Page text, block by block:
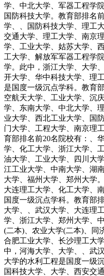
学、中北大学、军器工程学
国防科技大学。教育部排名
学、、国防科技大学、理工
交通大学、理工大学、南京
学、工业大学、姑苏大学、
工大学、解放军军器工程学
学。此中，浙江大学、大学
开大学、华中科技大学、理
是国度一级沉点学科。教育
空航天大学、工业大学、沉
学、东南大学、中北大学、
业大学、西北工业大学、国
门大学、工程大学、南京理
育部排名前20名院校有：、
学、化工大学、浙江大学、
油大学、工业大学、四川大
江工业大学、中南大学、湖
大学、福州大学、郑州大学
大连理工大学、化工大学、
国度一级沉点学科。教育部
大学、、武汉大学、大连理
学、浙江大学、郑州大学、
(二本)、农业大学(二本)、同
合肥工业大学、长沙理工大
中，河海大学、大学、、武
大学的水利工程是国度一级
国科技大学、大学、西安交